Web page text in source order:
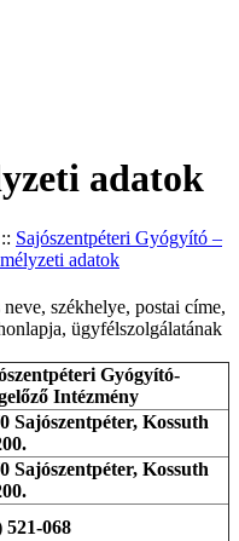
adatok
:: Sajószentpéteri Gyógyító –
adatok
székhelye, postai címe,
ügyfélszolgálatának
Gyógyító-
Intézmény
Sajószentpéter, Kossuth
Sajószentpéter, Kossuth
521-068